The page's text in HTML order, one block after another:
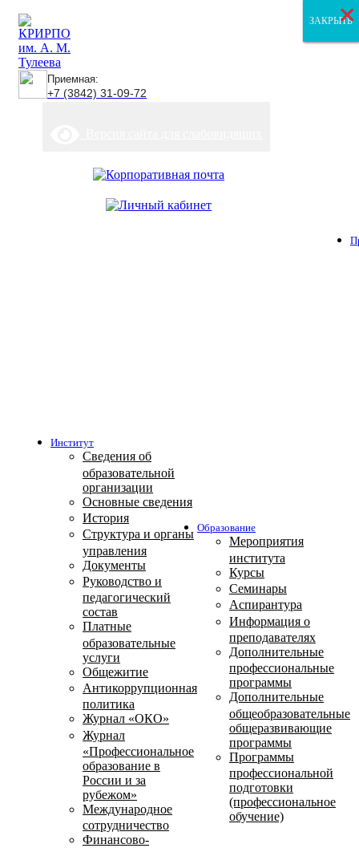
Приемная:
+7 (3842) 31-09-72
Институт
Сведения об
образовательной
организации
Основные сведения
История
Структура и органы
управления
Документы
Руководство и
педагогический
состав
Платные
образовательные
услуги
Общежитие
Антикоррупционная
политика
Журнал «ОКО»
Журнал
«Профессиональное
образование в
России и за
рубежом»
Международное
сотрудничество
Финансово-
Образование
Мероприятия
института
Курсы
Семинары
Аспирантура
Информация о
преподавателях
Дополнительные
профессиональные
программы
Дополнительные
общеобразовательные
общеразвивающие
программы
Программы
профессиональной
подготовки
(профессиональное
обучение)
ЗАКРЫТЬ
ЗАКРЫТЬ
ЗАКРЫТЬ
×
×
×